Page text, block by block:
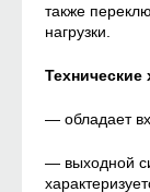
также
нагрузки.
Технические
— обладает
— выходной